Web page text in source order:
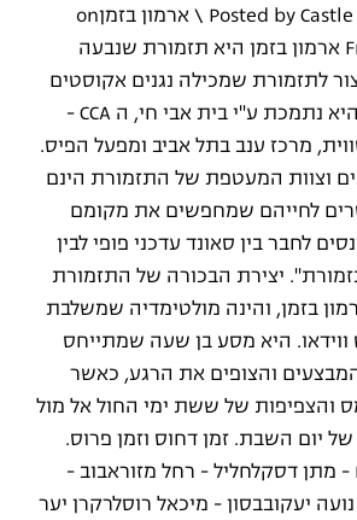
Posted by ‎Castle in time orchestra \ ארמון בזמן‎ on
Friday, July 17, 2015 ארמון בזמן היא תזמורת שנבעה
לתזמורת שמכילה נגנים אקוסטים
ואלקטרוניים. כיום היא נתמכת ע"י בית אבי חי, ה CCA -
מרכז ענב בתל אביב ומפעל הפיס.
וצוות המעטפת של התזמורת הינם
לחייהם שמחפשים את מקומם
לחבר בין סאונד עדכני פופי לבין
יצירת הבכורה של התזמורת
בזמן, והינה מולטימדיה שמשלבת
היא מסע בן שעה שמתייחס
והצופים את הרגע, כאשר
והצפיפות של ששת ימי החול אל מול
יום השבת. זמן דחוס וזמן פרוס.
דסקלחליל - רחל מזוראבוב -
יעקובבסון - מיכאל רוסלרקרן יער